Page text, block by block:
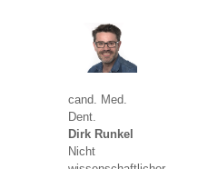
cand. Med.
Dent.
Dirk Runkel
Nicht